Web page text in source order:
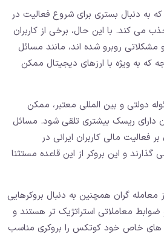
به دنبال بستری برای شروع فعالیت در
می کند. با این حال، برخی از کاربران
مشکلاتی روبرو شده اند، مانند مسائل
که به ویژه با ارزهای دیجیتال ممکن
دولتی و بین المللی معتبر، ممکن
دارای ریسک بیشتری تلقی شود. مسائل
فعالیت مالی کاربران ایرانی در
گذارند و این بروکر از این قاعده مستثنا
گران همچنین به دنبال بروکرهایی
ضوابط معاملاتی استراتژیک تر هستند و
خاص خود کوتکس را بروکری مناسب